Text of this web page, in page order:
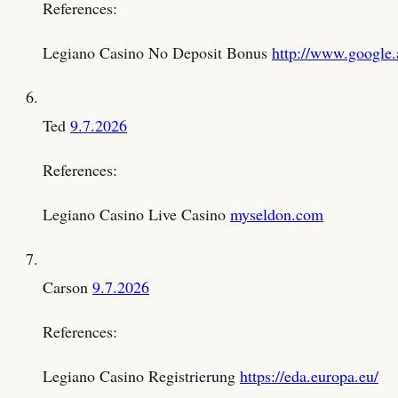
References:
Legiano Casino No Deposit Bonus http://
Ted 9.7.2026
References:
Legiano Casino Live Casino myseldon.com
Carson 9.7.2026
References:
Legiano Casino Registrierung https://eda.europa.eu/